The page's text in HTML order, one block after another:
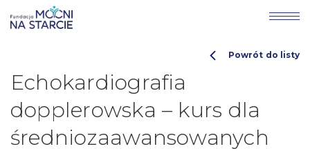
Echokardiografia
dopplerowska – kurs dla
średniozaawansowanych
Powrót do listy